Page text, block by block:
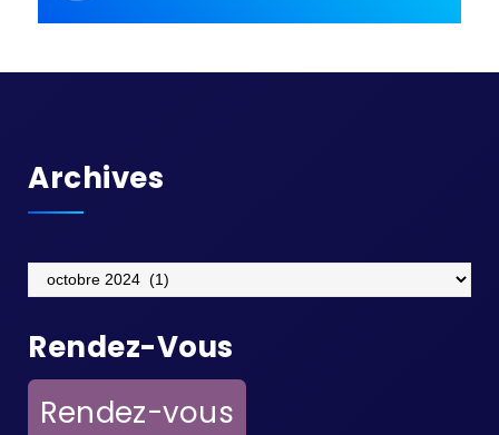
Archives
Archives
Rendez-Vous
Rendez-vous